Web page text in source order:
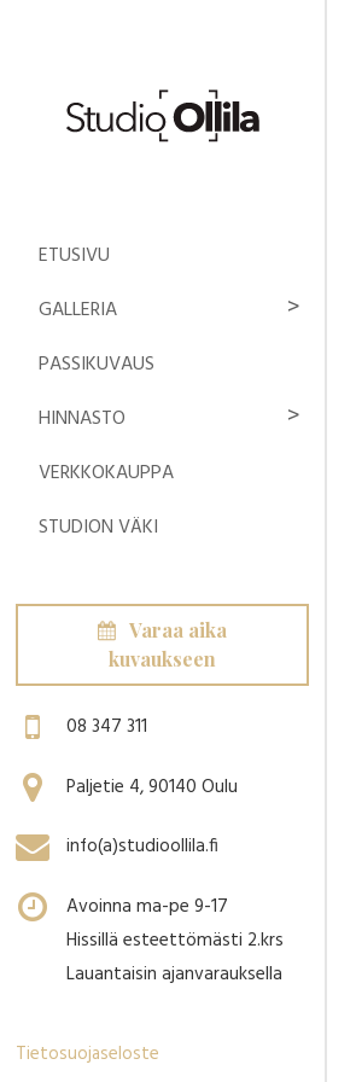
ETUSIVU
GALLERIA
PASSIKUVAUS
HINNASTO
VERKKOKAUPPA
STUDION VÄKI
Varaa aika
kuvaukseen
08 347 311
Paljetie 4, 90140 Oulu
info(a)studioollila.fi
Avoinna ma-pe 9-17
Hissillä esteettömästi 2.krs
Lauantaisin ajanvarauksella
Tietosuojaseloste